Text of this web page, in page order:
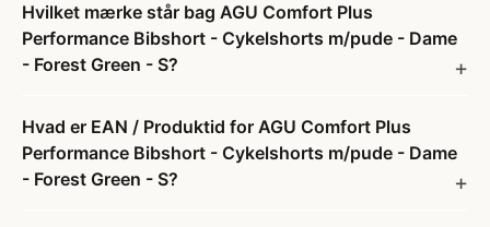
Hvilket mærke står bag AGU Comfort Plus
Performance Bibshort - Cykelshorts m/pude - Dame
- Forest Green - S?
Hvad er EAN / Produktid for AGU Comfort Plus
Performance Bibshort - Cykelshorts m/pude - Dame
- Forest Green - S?